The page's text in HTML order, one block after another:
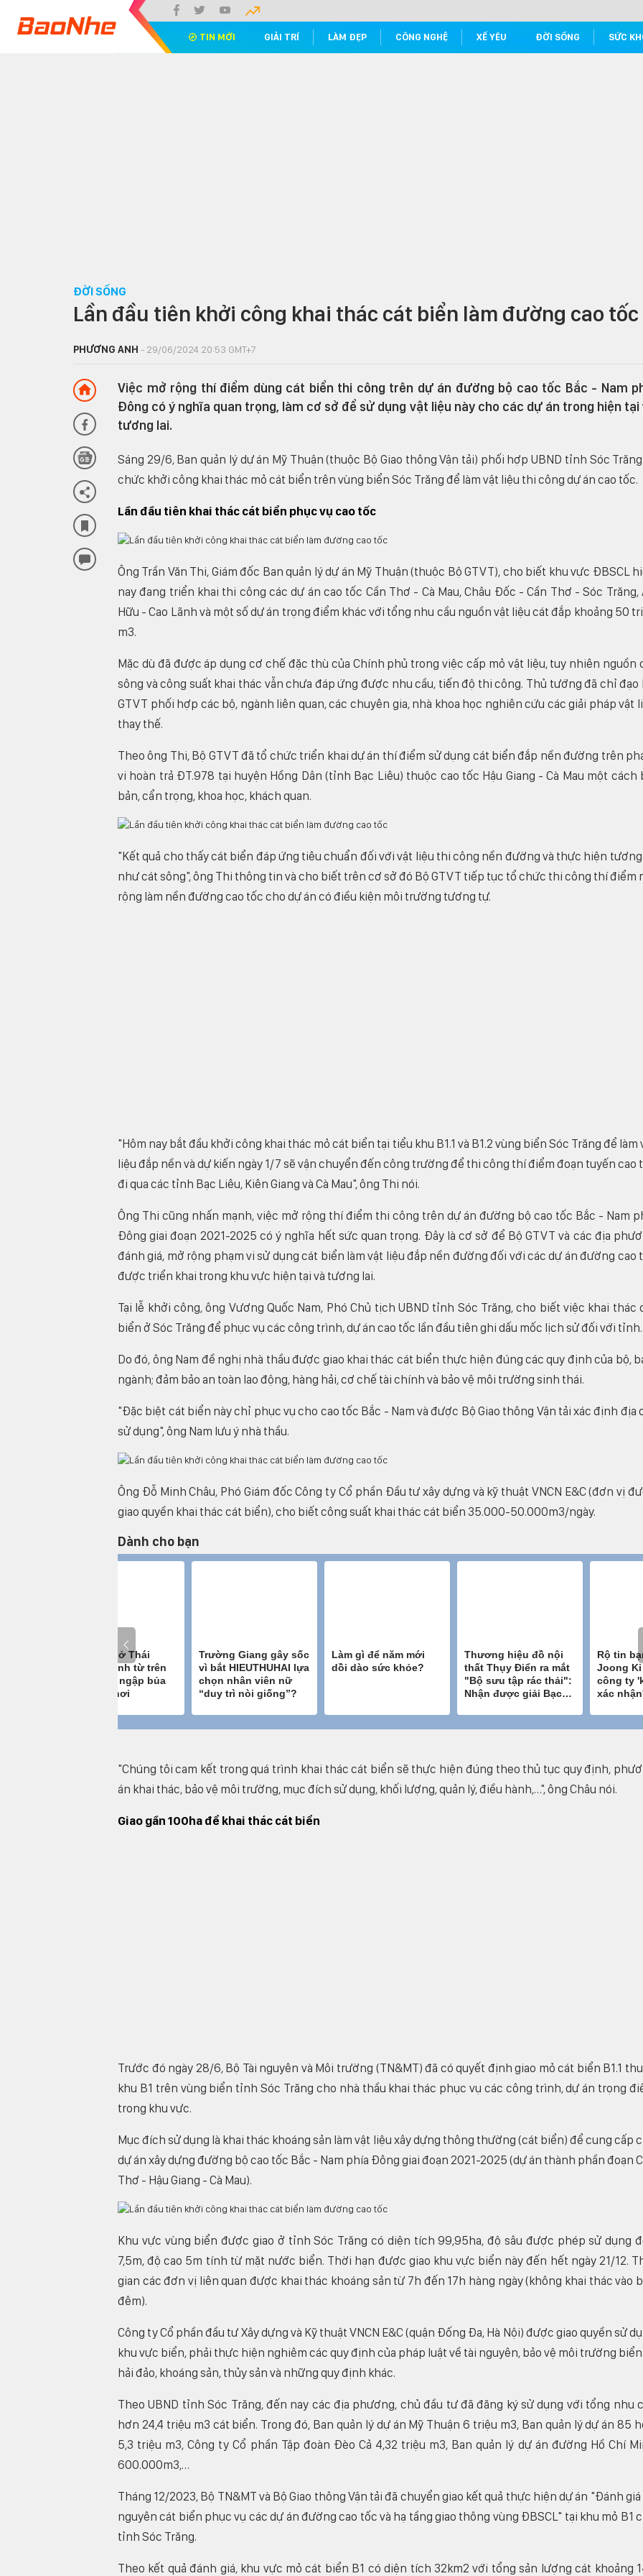
TIN MỚI GIẢI TRÍ LÀM ĐẸP CÔNG NGHỆ XẾ YÊU ĐỜI SỐNG SỨC
ĐỜI SỐNG
Lần đầu tiên khởi công khai thác cát biển làm đường cao tốc
PHƯƠNG ANH - 29/06/2024 20:53 GMT+7
Việc mở rộng thí điểm dùng cát biển thi công trên dự án đường bộ cao tốc Bắc - Nam
Đông có ý nghĩa quan trọng, làm cơ sở để sử dụng vật liệu này cho các dự án trong hiện tại
tương lai.
Sáng 29/6, Ban quản lý dự án Mỹ Thuận (thuộc Bộ Giao thông Vận tải) phối hợp UBND tỉnh Sóc
chức khởi công khai thác mỏ cát biển trên vùng biển Sóc Trăng để làm vật liệu thi công dự án cao tốc.
Lần đầu tiên khai thác cát biển phục vụ cao tốc
Ông Trần Văn Thi, Giám đốc Ban quản lý dự án Mỹ Thuận (thuộc Bộ GTVT), cho biết khu vực ĐBSCL
nay đang triển khai thi công các dự án cao tốc Cần Thơ - Cà Mau, Châu Đốc - Cần Thơ - Sóc Trăng,
Hữu - Cao Lãnh và một số dự án trọng điểm khác với tổng nhu cầu nguồn vật liệu cát đắp khoảng 50
m3.
Mặc dù đã được áp dụng cơ chế đặc thù của Chính phủ trong việc cấp mỏ vật liệu, tuy nhiên nguồn
sông và công suất khai thác vẫn chưa đáp ứng được nhu cầu, tiến độ thi công. Thủ tướng đã chỉ đạo
GTVT phối hợp các bộ, ngành liên quan, các chuyên gia, nhà khoa học nghiên cứu các giải pháp vật
thay thế.
Theo ông Thi, Bộ GTVT đã tổ chức triển khai dự án thí điểm sử dụng cát biển đắp nền đường trên
vi hoàn trả ĐT.978 tại huyện Hồng Dân (tỉnh Bạc Liêu) thuộc cao tốc Hậu Giang - Cà Mau một cách
bản, cẩn trọng, khoa học, khách quan.
"Kết quả cho thấy cát biển đáp ứng tiêu chuẩn đối với vật liệu thi công nền đường và thực hiện
như cát sông", ông Thi thông tin và cho biết trên cơ sở đó Bộ GTVT tiếp tục tổ chức thi công thí điểm
rộng làm nền đường cao tốc cho dự án có điều kiện môi trường tương tự.
"Hôm nay bắt đầu khởi công khai thác mỏ cát biển tại tiểu khu B1.1 và B1.2 vùng biển Sóc Trăng để làm
liệu đắp nền và dự kiến ngày 1/7 sẽ vận chuyển đến công trường để thi công thí điểm đoạn tuyến cao
đi qua các tỉnh Bạc Liêu, Kiên Giang và Cà Mau", ông Thi nói.
Ông Thi cũng nhấn mạnh, việc mở rộng thí điểm thi công trên dự án đường bộ cao tốc Bắc - Nam
Đông giai đoạn 2021-2025 có ý nghĩa hết sức quan trọng. Đây là cơ sở để Bộ GTVT và các địa
đánh giá, mở rộng phạm vi sử dụng cát biển làm vật liệu đắp nền đường đối với các dự án đường cao
được triển khai trong khu vực hiện tại và tương lai.
Tại lễ khởi công, ông Vương Quốc Nam, Phó Chủ tịch UBND tỉnh Sóc Trăng, cho biết việc khai thác
biển ở Sóc Trăng để phục vụ các công trình, dự án cao tốc lần đầu tiên ghi dấu mốc lịch sử đối với tỉnh.
Do đó, ông Nam đề nghị nhà thầu được giao khai thác cát biển thực hiện đúng các quy định của bộ,
ngành; đảm bảo an toàn lao động, hàng hải, cơ chế tài chính và bảo vệ môi trường sinh thái.
"Đặc biệt cát biển này chỉ phục vụ cho cao tốc Bắc - Nam và được Bộ Giao thông Vận tải xác định địa
sử dụng", ông Nam lưu ý nhà thầu.
Ông Đỗ Minh Châu, Phó Giám đốc Công ty Cổ phần Đầu tư xây dựng và kỹ thuật VNCN E&C (đơn vị
giao quyền khai thác cát biển), cho biết công suất khai thác cát biển 35.000-50.000m3/ngày.
Dành cho bạn
"Chúng tôi cam kết trong quá trình khai thác cát biển sẽ thực hiện đúng theo thủ tục quy định,
án khai thác, bảo vệ môi trường, mục đích sử dụng, khối lượng, quản lý, điều hành,…", ông Châu nói.
Giao gần 100ha để khai thác cát biển
Trước đó ngày 28/6, Bộ Tài nguyên và Môi trường (TN&MT) đã có quyết định giao mỏ cát biển B1.1
khu B1 trên vùng biển tỉnh Sóc Trăng cho nhà thầu khai thác phục vụ các công trình, dự án trọng
trong khu vực.
Mục đích sử dụng là khai thác khoáng sản làm vật liệu xây dựng thông thường (cát biển) để cung cấp
dự án xây dựng đường bộ cao tốc Bắc - Nam phía Đông giai đoạn 2021-2025 (dự án thành phần đoạn
Thơ - Hậu Giang - Cà Mau).
Khu vực vùng biển được giao ở tỉnh Sóc Trăng có diện tích 99,95ha, độ sâu được phép sử dụng
7,5m, độ cao 5m tính từ mặt nước biển. Thời hạn được giao khu vực biển này đến hết ngày 21/12.
gian các đơn vị liên quan được khai thác khoáng sản từ 7h đến 17h hàng ngày (không khai thác vào
đêm).
Công ty Cổ phần đầu tư Xây dựng và Kỹ thuật VNCN E&C (quận Đống Đa, Hà Nội) được giao quyền sử
khu vực biển, phải thực hiện nghiêm các quy định của pháp luật về tài nguyên, bảo vệ môi trường biển
hải đảo, khoáng sản, thủy sản và những quy định khác.
Theo UBND tỉnh Sóc Trăng, đến nay các địa phương, chủ đầu tư đã đăng ký sử dụng với tổng nhu
hơn 24,4 triệu m3 cát biển. Trong đó, Ban quản lý dự án Mỹ Thuận 6 triệu m3, Ban quản lý dự án 85
5,3 triệu m3, Công ty Cổ phần Tập đoàn Đèo Cả 4,32 triệu m3, Ban quản lý dự án đường Hồ Chí
600.000m3,…
Tháng 12/2023, Bộ TN&MT và Bộ Giao thông Vận tải đã chuyển giao kết quả thực hiện dự án "Đánh giá
nguyên cát biển phục vụ các dự án đường cao tốc và hạ tầng giao thông vùng ĐBSCL" tại khu mỏ B1
tỉnh Sóc Trăng.
Theo kết quả đánh giá, khu vực mỏ cát biển B1 có diện tích 32km2 với tổng sản lượng cát khoảng